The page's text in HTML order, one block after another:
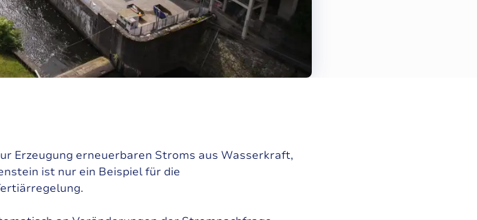
Erzeugung erneuerbaren Stroms aus Wasserkraft,
ist nur ein Beispiel für die